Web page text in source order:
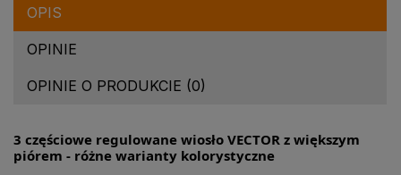
OPIS
OPINIE
OPINIE O PRODUKCIE (0)
3 częściowe regulowane wiosło VECTOR z większym
piórem - różne warianty kolorystyczne